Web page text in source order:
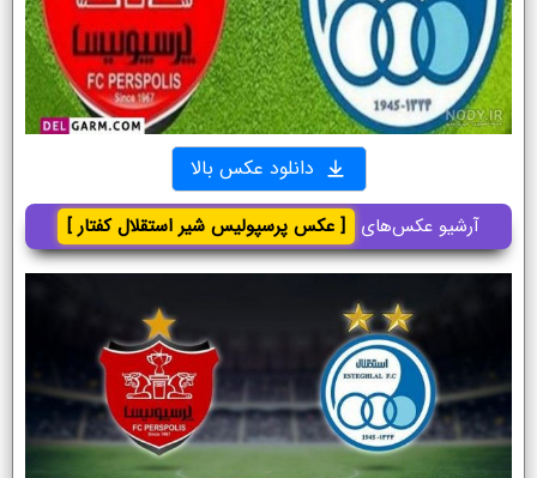
دانلود عکس بالا
آرشیو عکس‌های [ عکس پرسپولیس شیر استقلال کفتار ]